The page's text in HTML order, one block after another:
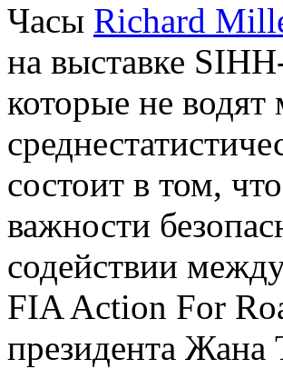
Часы Richard
на выставке
которые не
состоит в том,
важности
содействии
FIA Action For
президента Жана